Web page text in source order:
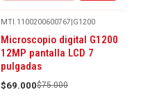
-8%
OFF
MTI.1100200600767|G1200
Microscopio digital G1200
12MP pantalla LCD 7
pulgadas
$69.000$75.000